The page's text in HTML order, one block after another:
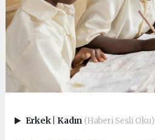
Erkek Kadın (Haberi Sesli Oku)